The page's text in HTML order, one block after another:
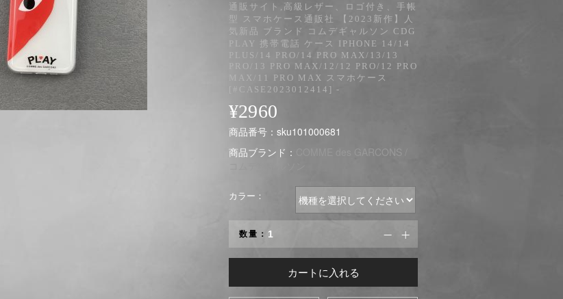
通販サイト,高級レザー、ロゴ付き、手帳
型 スマホケース通販社 【2023新作】人
気新品 ブランド コムデギャルソン CDG
PLAY 携帯電話 ケース IPHONE 14/14
PLUS/14 PRO/14 PRO MAX/13/13
PRO/13 PRO MAX/12/12 PRO/12 PRO
MAX/11 PRO MAX スマホケース
[#CASE2023012414] -
¥2960
商品番号：sku101000681
商品ブランド：
COMME des GARCONS /
カラー：
数量： 

カートに入れる